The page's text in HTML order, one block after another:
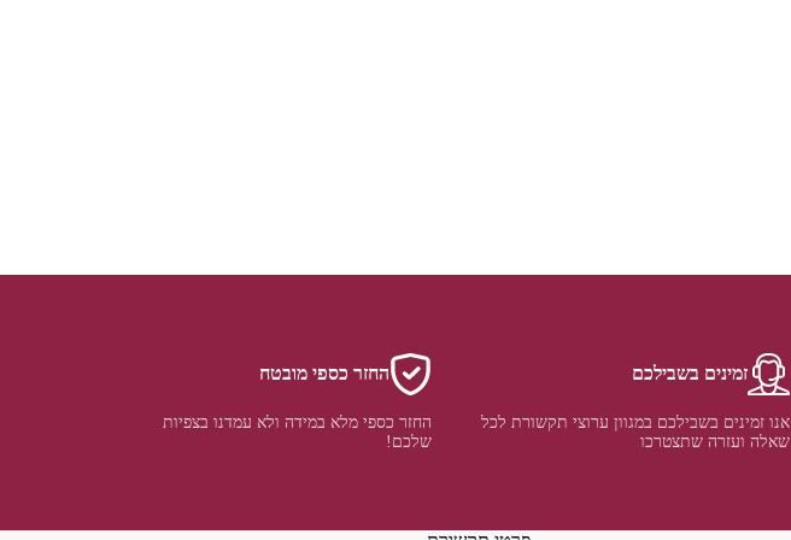
זמינים בשבילכם
אנו זמינים בשבילכם במגוון ערוצי תקשורת לכל
שאלה ועזרה שתצטרכו
החזר כספי מובטח
החזר כספי מלא במידה ולא עמדנו בצפיות
שלכם!